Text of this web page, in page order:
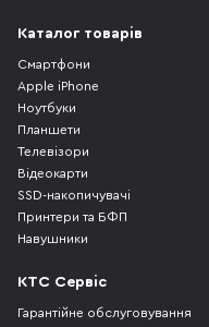
Каталог товарів
Смартфони
Apple iPhone
Ноутбуки
Планшети
Телевізори
Відеокарти
SSD-накопичувачі
Принтери та БФП
Навушники
КТС Сервіс
Гарантійне обслуговування